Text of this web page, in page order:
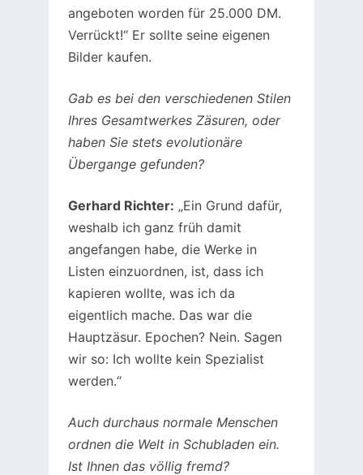
angeboten worden für 25.000 DM.
Verrückt!“ Er sollte seine eigenen
Bilder kaufen.
Gab es bei den verschiedenen Stilen
Ihres Gesamtwerkes Zäsuren, oder
haben Sie stets evolutionäre
Übergange gefunden?
Gerhard Richter: „Ein Grund dafür,
weshalb ich ganz früh damit
angefangen habe, die Werke in
Listen einzuordnen, ist, dass ich
kapieren wollte, was ich da
eigentlich mache. Das war die
Hauptzäsur. Epochen? Nein. Sagen
wir so: Ich wollte kein Spezialist
werden.“
Auch durchaus normale Menschen
ordnen die Welt in Schubladen ein.
Ist Ihnen das völlig fremd?